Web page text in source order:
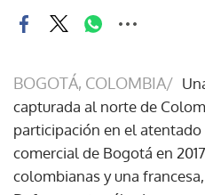
BOGOTÁ, COLOMBIA/
capturada al norte de
participación en el
comercial de Bogotá en
colombianas y una